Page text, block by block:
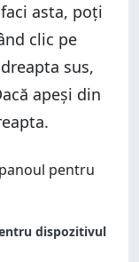
asta, poți
clic pe
sus,
apeși din